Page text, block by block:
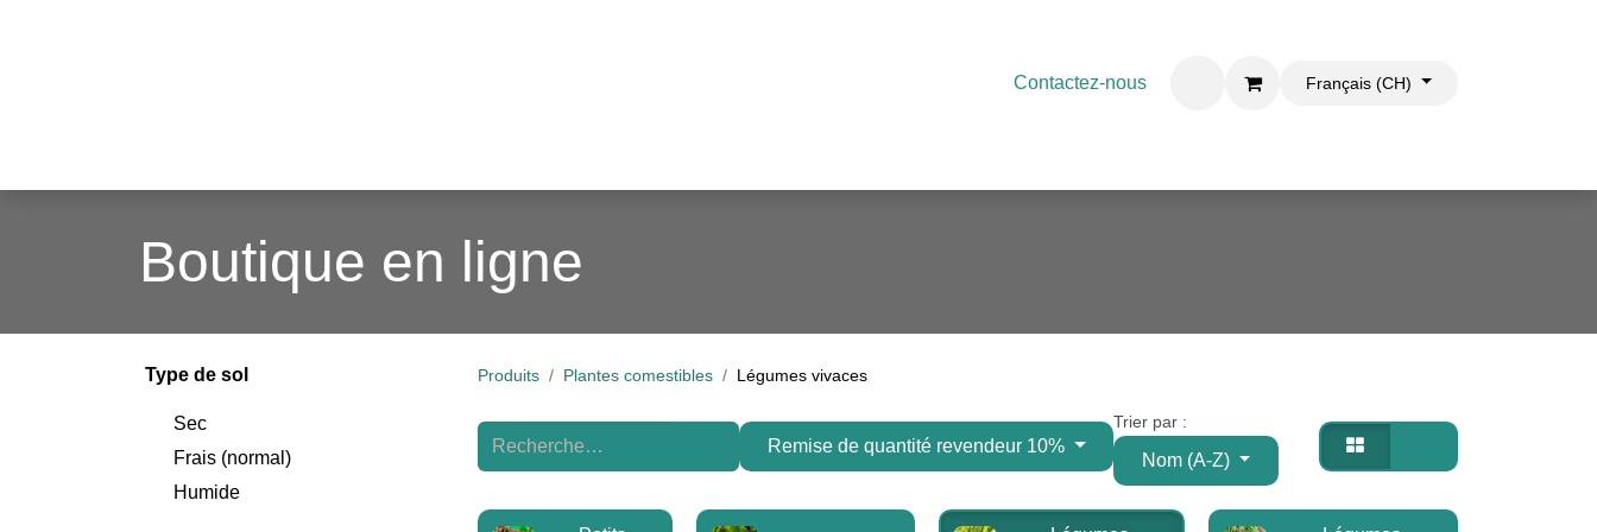
Contact
Contactez-nous Français (CH)
Boutique en ligne
Type de sol
Sec
Frais (normal)
Humide
Produits Plantes comestibles Légumes vivaces
Remise de quantité revendeur 10%
Trier par :
Nom (A-Z)